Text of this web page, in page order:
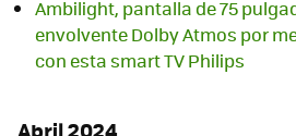
Ambilight, pantalla de 75
envolvente Dolby Atmos por
con esta smart TV Philips